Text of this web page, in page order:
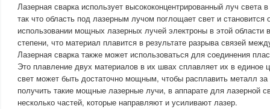
Лазерная сварка использует высококонцентрированный луч света
так что область под лазерным лучом поглощает свет и становится
использовании мощных лазерных лучей электроны в этой области
степени, что материал плавится в результате разрыва связей
Лазерная сварка также может использоваться для соединения
Это плавление двух материалов в их швах сплавляет их в единое
свет может быть достаточно мощным, чтобы расплавить металл
получить такие мощные лазерные лучи, в аппарате для лазерной
несколько частей, которые направляют и усиливают лазер.